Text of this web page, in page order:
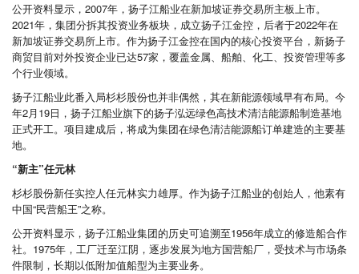
公开资料显示，2007年，扬子江船业在新加坡证券交易所主板上市。
2021年，集团分拆其投资业务板块，成立扬子江金控，后者于2022年在
新加坡证券交易所上市。作为扬子江金控在国内的核心投资平台，新扬子
商贸目前对外投资企业已达57家，覆盖金属、船舶、化工、投资管理等多
个行业领域。
扬子江船业此番入局杉杉股份也并非偶然，其在新能源领域早有布局。今
年2月19日，扬子江船业旗下的扬子泓远绿色高技术清洁能源船制造基地
正式开工。项目建成后，将成为集团在绿色清洁能源船订单建造的主要基
地。
“新主”任元林
杉杉股份新任实控人任元林实力雄厚。作为扬子江船业的创始人，他素有
中国“民营船王”之称。
公开资料显示，扬子江船业集团的历史可追溯至1956年成立的修造船合作
社。1975年，工厂迁至江阴，逐步发展为地方国营船厂，受技术与市场条
件限制，长期以低附加值船型为主要业务。